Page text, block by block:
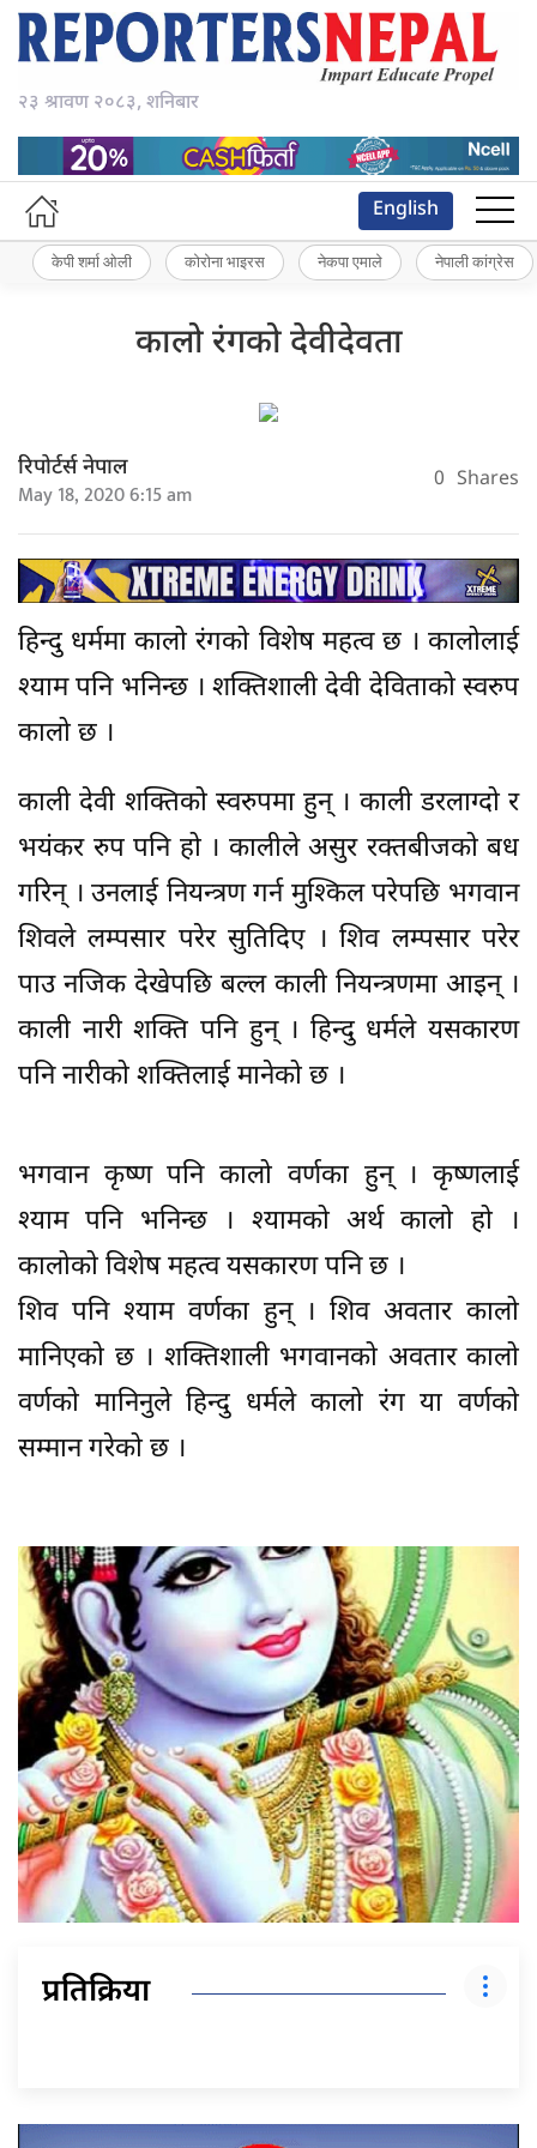
२३ श्रावण २०८३, शनिबार
English
केपी शर्मा ओली कोरोना भाइरस नेकपा एमाले नेपाली कांग्रेस
कालो रंगको देवीदेवता
रिपोर्टर्स नेपाल
May 18, 2020 6:15 am 0 Shares
हिन्दु धर्ममा कालो रंगको विशेष महत्व छ । कालोलाई
श्याम पनि भनिन्छ । शक्तिशाली देवी देविताको स्वरुप
कालो छ ।
काली देवी शक्तिको स्वरुपमा हुन् । काली डरलाग्दो र
भयंकर रुप पनि हो । कालीले असुर रक्तबीजको बध
गरिन् । उनलाई नियन्त्रण गर्न मुश्किल परेपछि भगवान
शिवले लम्पसार परेर सुतिदिए । शिव लम्पसार परेर
पाउ नजिक देखेपछि बल्ल काली नियन्त्रणमा आइन् ।
काली नारी शक्ति पनि हुन् । हिन्दु धर्मले यसकारण
पनि नारीको शक्तिलाई मानेको छ ।
भगवान कृष्ण पनि कालो वर्णका हुन् । कृष्णलाई
श्याम पनि भनिन्छ । श्यामको अर्थ कालो हो ।
कालोको विशेष महत्व यसकारण पनि छ ।
शिव पनि श्याम वर्णका हुन् । शिव अवतार कालो
मानिएको छ । शक्तिशाली भगवानको अवतार कालो
वर्णको मानिनुले हिन्दु धर्मले कालो रंग या वर्णको
सम्मान गरेको छ ।
प्रतिक्रिया